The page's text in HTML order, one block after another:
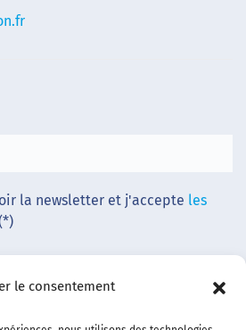
le consentement
la newsletter et j'accepte les